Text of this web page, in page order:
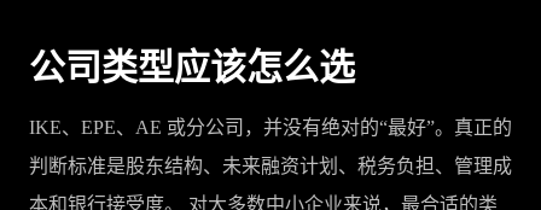
公司类型应该怎么选
IKE、EPE、AE 或分公司，并没有绝对的“最好”。真正的
判断标准是股东结构、未来融资计划、税务负担、管理成
本和银行接受度。 对大多数中小企业来说，最合适的类